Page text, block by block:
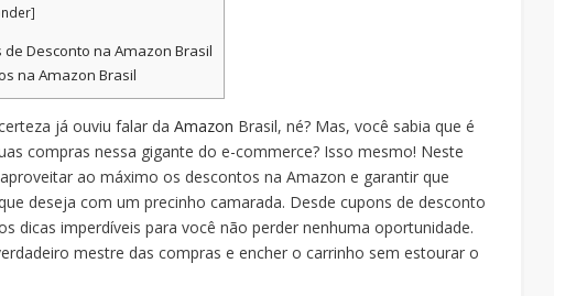
]
Desconto na Amazon Brasil
na Amazon Brasil
já ouviu falar da Amazon Brasil, né? Mas, você sabia que é
compras nessa gigante do e-commerce? Isso mesmo! Neste
ao máximo os descontos na Amazon e garantir que
deseja com um precinho camarada. Desde cupons de desconto
dicas imperdíveis para você não perder nenhuma oportunidade.
mestre das compras e encher o carrinho sem estourar o